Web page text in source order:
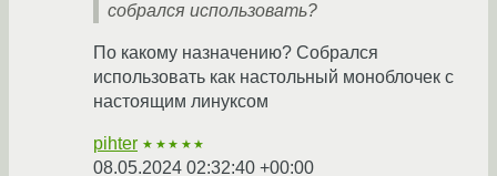
собрался использовать?
По какому назначению? Собрался
использовать как настольный моноблочек с
настоящим линуксом
pihter ★★★★★
08.05.2024 02:32:40 +00:00